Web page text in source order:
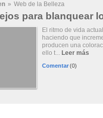
» Web de la Belleza
para blanquear
El ritmo de vida
haciendo que
producen una
ello t... Leer más
Comentar (0)